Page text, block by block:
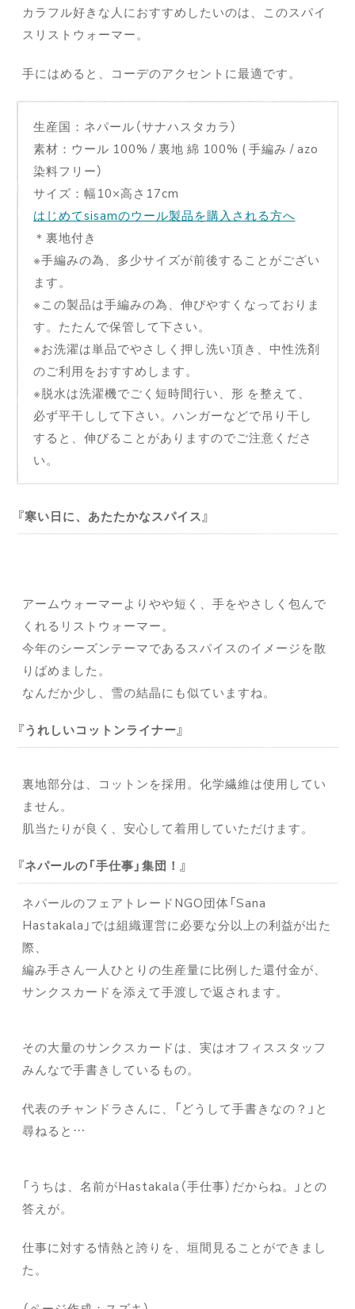
カラフル好きな人におすすめしたいのは、このスパイ
スリストウォーマー。
手にはめると、コーデのアクセントに最適です。
生産国：ネパール（サナハスタカラ）
素材：ウール 100% / 裏地 綿 100% ( 手編み / azo
染料フリー）
サイズ：幅10×高さ17cm
はじめてsisamのウール製品を購入される方へ
＊裏地付き
※手編みの為、多少サイズが前後することがござい
ます。
※この製品は手編みの為、伸びやすくなっておりま
す。たたんで保管して下さい。
※お洗濯は単品でやさしく押し洗い頂き、中性洗剤
のご利用をおすすめします。
※脱水は洗濯機でごく短時間行い、形 を整えて、
必ず平干しして下さい。ハンガーなどで吊り干し
すると、伸びることがありますのでご注意くださ
い。
寒い日に、あたたかなスパイス
アームウォーマーよりやや短く、手をやさしく包んで
くれるリストウォーマー。
今年のシーズンテーマであるスパイスのイメージを散
りばめました。
なんだか少し、雪の結晶にも似ていますね。
うれしいコットンライナー
裏地部分は、コットンを採用。化学繊維は使用してい
ません。
肌当たりが良く、安心して着用していただけます。
ネパールの「手仕事」集団！
ネパールのフェアトレードNGO団体「Sana
Hastakala」では組織運営に必要な分以上の利益が出た
際、
編み手さん一人ひとりの生産量に比例した還付金が、
サンクスカードを添えて手渡しで返されます。
その大量のサンクスカードは、実はオフィススタッフ
みんなで手書きしているもの。
代表のチャンドラさんに、「どうして手書きなの？」と
尋ねると…
「うちは、名前がHastakala（手仕事）だからね。」との
答えが。
仕事に対する情熱と誇りを、垣間見ることができまし
た。